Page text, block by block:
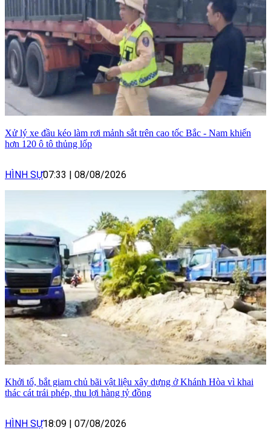
Xử lý xe đầu kéo làm rơi mảnh sắt trên cao tốc Bắc - Nam khiến
hơn 120 ô tô thủng lốp
HÌNH SỰ07:33 | 08/08/2026
Khởi tố, bắt giam chủ bãi vật liệu xây dựng ở Khánh Hòa vì khai
thác cát trái phép, thu lợi hàng tỷ đồng
HÌNH SỰ18:09 | 07/08/2026